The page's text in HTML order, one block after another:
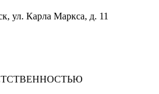
ул. Карла Маркса, д. 11